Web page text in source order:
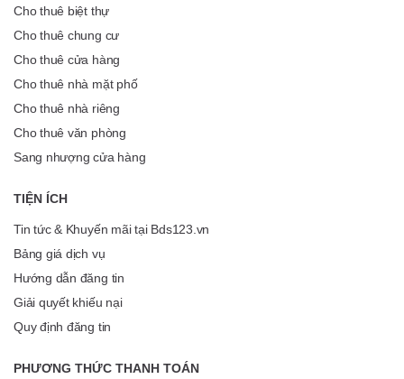
Cho thuê biệt thự
Cho thuê chung cư
Cho thuê cửa hàng
Cho thuê nhà mặt phố
Cho thuê nhà riêng
Cho thuê văn phòng
Sang nhượng cửa hàng
TIỆN ÍCH
Tin tức & Khuyến mãi tại Bds123.vn
Bảng giá dịch vụ
Hướng dẫn đăng tin
Giải quyết khiếu nại
Quy định đăng tin
PHƯƠNG THỨC THANH TOÁN